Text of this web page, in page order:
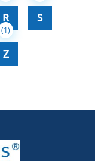
R S
Z
(1)